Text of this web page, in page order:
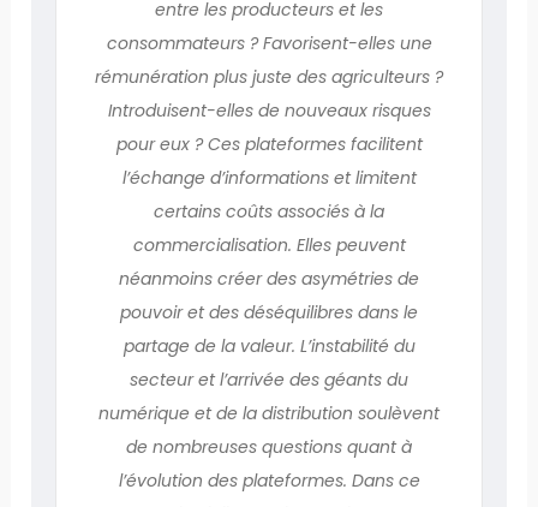
entre les producteurs et les
consommateurs ? Favorisent-elles une
rémunération plus juste des agriculteurs ?
Introduisent-elles de nouveaux risques
pour eux ? Ces plateformes facilitent
l’échange d’informations et limitent
certains coûts associés à la
commercialisation. Elles peuvent
néanmoins créer des asymétries de
pouvoir et des déséquilibres dans le
partage de la valeur. L’instabilité du
secteur et l’arrivée des géants du
numérique et de la distribution soulèvent
de nombreuses questions quant à
l’évolution des plateformes. Dans ce